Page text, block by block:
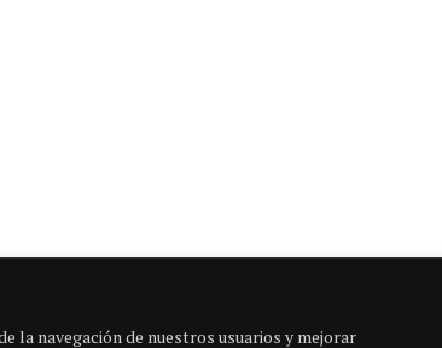
navegación de nuestros usuarios y mejorar
siguiente